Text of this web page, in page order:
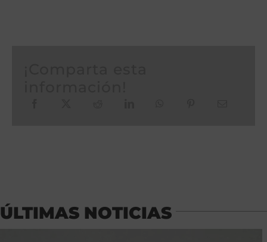
ÚLTIMAS NOTICIAS